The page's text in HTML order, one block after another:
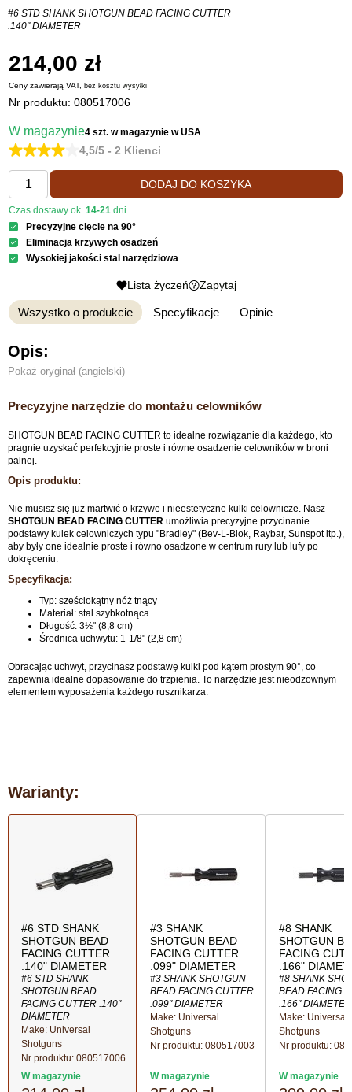
#6 STD SHANK SHOTGUN BEAD FACING CUTTER
.140" DIAMETER
214,00 zł
Ceny zawierają VAT,bez kosztuwysyłki
Nr produktu:080517006
W magazynie4 szt. w magazynie w USA
4,5/5 - 2 Klienci
DODAJ DO KOSZYKA
Czas dostawy ok.14-21 dni.
Precyzyjne cięcie na 90°
Eliminacja krzywych osadzeń
Wysokiej jakości stal narzędziowa
Lista życzeń Zapytaj
Wszystko o produkcie Specyfikacje Opinie
Opis:
Pokaż oryginał (angielski)
Precyzyjne narzędzie do montażu celowników
SHOTGUN BEAD FACING CUTTER to idealne rozwiązanie dla każdego, kto
pragnie uzyskać perfekcyjnie proste i równe osadzenie celowników w broni
palnej.
Opis produktu:
Nie musisz się już martwić o krzywe i nieestetyczne kulki celownicze. Nasz
SHOTGUN BEAD FACING CUTTER umożliwia precyzyjne przycinanie
podstawy kulek celowniczych typu "Bradley" (Bev-L-Blok, Raybar, Sunspot itp.),
aby były one idealnie proste i równo osadzone w centrum rury lub lufy po
dokręceniu.
Specyfikacja:
Typ: sześciokątny nóż tnący
Materiał: stal szybkotnąca
Długość: 3½" (8,8 cm)
Średnica uchwytu: 1-1/8" (2,8 cm)
Obracając uchwyt, przycinasz podstawę kulki pod kątem prostym 90°, co
zapewnia idealne dopasowanie do trzpienia. To narzędzie jest nieodzownym
elementem wyposażenia każdego rusznikarza.
Warianty:
#6 STD SHANK
SHOTGUN BEAD
FACING CUTTER
.140" DIAMETER
#6 STD SHANK
SHOTGUN BEAD
FACING CUTTER .140"
DIAMETER
Make: Universal
Shotguns
Nr produktu: 080517006
W magazynie
#3 SHANK
SHOTGUN BEAD
FACING CUTTER
.099" DIAMETER
#3 SHANK SHOTGUN
BEAD FACING CUTTER
.099" DIAMETER
Make: Universal
Shotguns
Nr produktu: 080517003
W magazynie
#8 SHANK
SHOTGUN
FACING
.166"
#8 SHANK
BEAD FACING
.166" DIAMETER
Make: Universal
Shotguns
Nr produktu:
W magazynie